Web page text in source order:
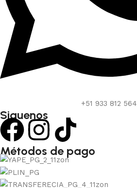
+51 933 812 564
Siguenos
Métodos de pago